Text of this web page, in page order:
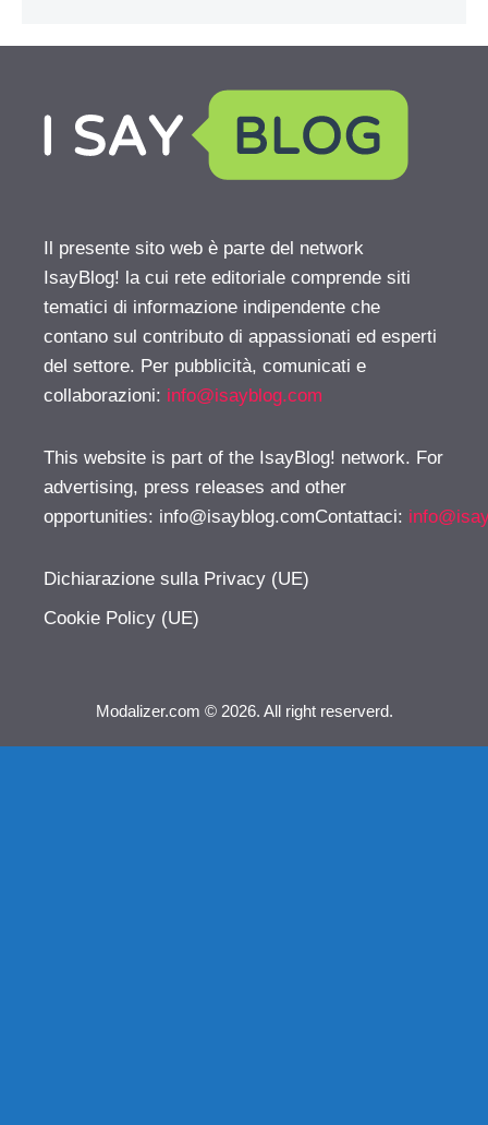
Il presente sito web è parte del network
IsayBlog! la cui rete editoriale comprende siti
tematici di informazione indipendente che
contano sul contributo di appassionati ed esperti
del settore. Per pubblicità, comunicati e
collaborazioni: info@isayblog.com
This website is part of the IsayBlog! network. For
advertising, press releases and other
opportunities: info@isayblog.comContattaci:
Dichiarazione sulla Privacy (UE)
Cookie Policy (UE)
Modalizer.com © 2026. All right reserverd.